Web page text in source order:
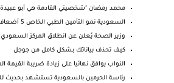
محمد رمضان "شخصيتي القادمة هي أبو عبيدة"
السعودية نمو التأمين الطبي الخاص 5 أضعاف خلال الفت...
وزير الصحة يُعلن عن انطلاق المركز
كيف تحذف بياناتك بشكل كامل من جوجل
النواب يوافق نهائيا على زيادة ضريبة القيمة
رئاسة الحرمين بالسعودية تستشهد بحديث